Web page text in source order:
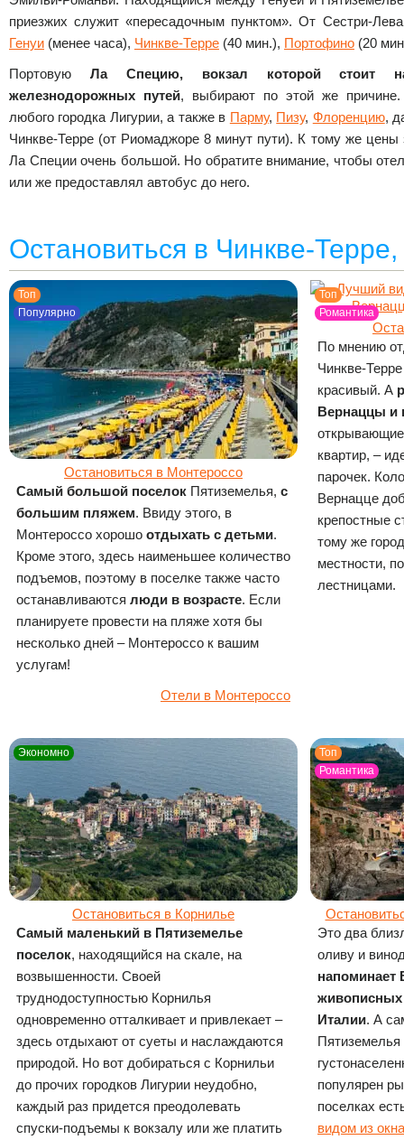
приезжих служит «пересадочным пунктом». От Сестри-
Генуи (менее часа), Чинкве-Терре (40 мин.), Портофино (20
Портовую Ла Специю, вокзал которой стоит на
железнодорожных путей, выбирают по этой же
любого городка Лигурии, а также в Парму, Пизу, Флоренцию,
Чинкве-Терре (от Риомаджоре 8 минут пути). К тому же цены
Ла Специи очень большой. Но обратите внимание, чтобы
или же предоставлял автобус до него.
Остановиться в Чинкве-
Топ
Популярно
Остановиться в Монтероссо
Самый большой поселок Пятиземелья, с
большим пляжем. Ввиду этого, в
Монтероссо хорошо отдыхать с детьми.
Кроме этого, здесь наименьшее количество
подъемов, поэтому в поселке также часто
останавливаются люди в возрасте. Если
планируете провести на пляже хотя бы
несколько дней – Монтероссо к вашим
услугам!
Отели в Монтероссо
Топ
Романтика
По мнению
Чинкве-
красивый. А
Вернаццы и
квартир, –
парочек.
Вернацце
крепостные
тому же
местности,
лестницами.
Экономно
Остановиться в Корнилье
Самый маленький в Пятиземелье
поселок, находящийся на скале, на
возвышенности. Своей
труднодоступностью Корнилья
одновременно отталкивает и привлекает –
здесь отдыхают от суеты и наслаждаются
природой. Но вот добираться с Корнильи
до прочих городков Лигурии неудобно,
каждый раз придется преодолевать
спуски-подъемы к вокзалу или же платить
Топ
Романтика
Это два
оливу и
напоминает
живописных
Италии. А
популярен
поселках
видом из окна